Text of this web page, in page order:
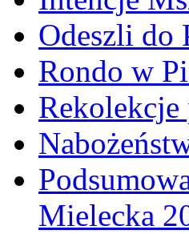
Odeszli do
Rondo w
Mielecka